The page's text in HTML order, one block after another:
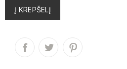
Į KREPŠELĮ